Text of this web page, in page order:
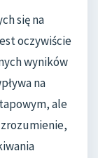
się na
oczywiście
wyników
na
ale